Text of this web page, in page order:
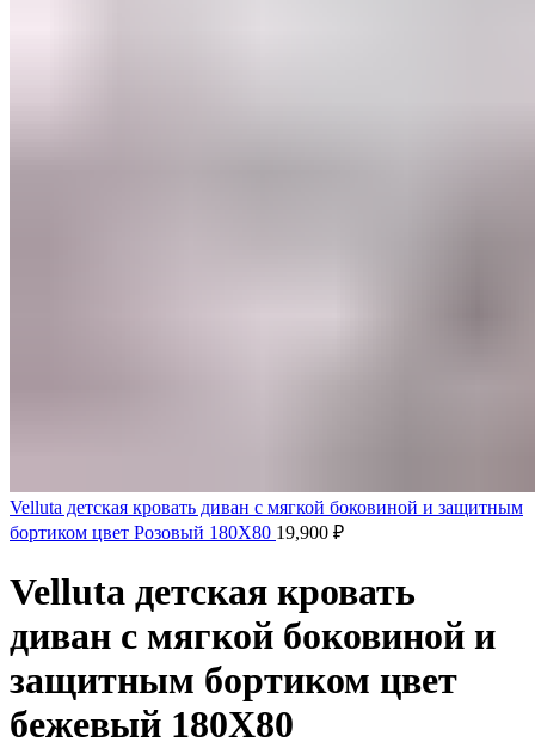
Velluta детская кровать диван с мягкой боковиной и защитным
бортиком цвет Розовый 180Х80 19,900 ₽
Velluta детская кровать
диван с мягкой боковиной и
защитным бортиком цвет
бежевый 180Х80